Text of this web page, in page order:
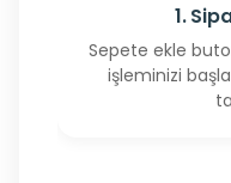
1.
Sepete ekle
işleminizi